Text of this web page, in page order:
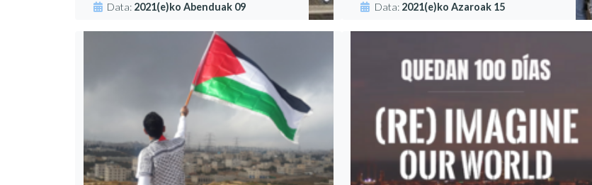
Data: 2021(e)ko Abenduak 09 Data: 2021(e)ko Azaroak 15